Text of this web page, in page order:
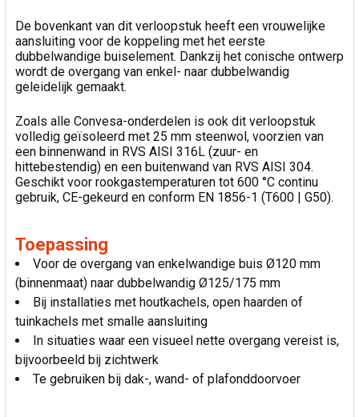
De bovenkant van dit verloopstuk heeft een vrouwelijke
aansluiting voor de koppeling met het eerste
dubbelwandige buiselement. Dankzij het conische ontwerp
wordt de overgang van enkel- naar dubbelwandig
geleidelijk gemaakt.
Zoals alle Convesa-onderdelen is ook dit verloopstuk
volledig geïsoleerd met 25 mm steenwol, voorzien van
een binnenwand in RVS AISI 316L (zuur- en
hittebestendig) en een buitenwand van RVS AISI 304.
Geschikt voor rookgastemperaturen tot 600 °C continu
gebruik, CE-gekeurd en conform EN 1856-1 (T600 | G50).
Toepassing
Voor de overgang van enkelwandige buis Ø120 mm
(binnenmaat) naar dubbelwandig Ø125/175 mm
Bij installaties met houtkachels, open haarden of
tuinkachels met smalle aansluiting
In situaties waar een visueel nette overgang vereist is,
bijvoorbeeld bij zichtwerk
Te gebruiken bij dak-, wand- of plafonddoorvoer